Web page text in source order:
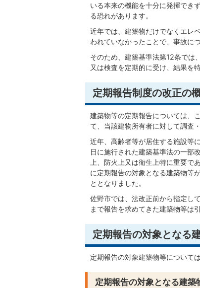
いる本来の機能を十分に発揮でき
る恐れがあります。
近年では、建築物だけでなくエレ
われていなかったことで、事故に
そのため、建築基準法第12条では
又は検査を定期的に受け、結果を
定期報告制度の改正の
建築物等の定期報告については、
て、当該建物所有者に対して調査
近年、高齢者等が居住する施設等
日に施行された建築基準法の一部
上、防火上又は衛生上特に重要
に定期報告の対象となる建築物等
ととなりました。
佐野市では、法改正前から指定し
まで報告を求めてきた建築物等は
定期報告の対象となる
定期報告の対象建築物等について
定期報告の対象となる建築